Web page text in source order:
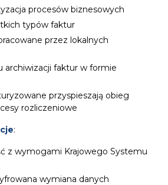
procesów biznesowych
typów faktur
przez lokalnych
archiwizacji faktur w formie
przyspieszają obieg
rozliczeniowe
:
z wymogami Krajowego Systemu
wymiana danych